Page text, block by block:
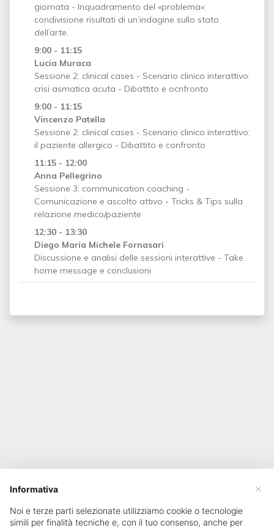
giornata - Inquadramento del «problema»:
condivisione risultati di un’indagine sullo stato
dell’arte.
9:00 - 11:15
Lucia Muraca
Sessione 2: clinical cases - Scenario clinico interattivo:
crisi asmatica acuta - Dibattito e ocnfronto
9:00 - 11:15
Vincenzo Patella
Sessione 2: clinical cases - Scenario clinico interattivo:
il paziente allergico - Dibattito e confronto
11:15 - 12:00
Anna Pellegrino
Sessione 3: communication coaching -
Comunicazione e ascolto attivo - Tricks & Tips sulla
relazione medico/paziente
12:30 - 13:30
Diego Maria Michele Fornasari
Discussione e analisi delle sessioni interattive - Take
home message e conclusioni
×
Informativa
Noi e terze parti selezionate utilizziamo cookie o tecnologie
simili per finalità tecniche e, con il tuo consenso, anche per